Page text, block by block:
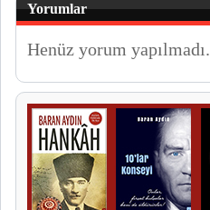
Yorumlar
Henüz yorum yapılmadı.